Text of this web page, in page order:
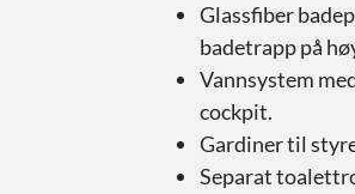
Glassfiber
badetrapp på
Vannsystem
cockpit.
Gardiner til
Separat